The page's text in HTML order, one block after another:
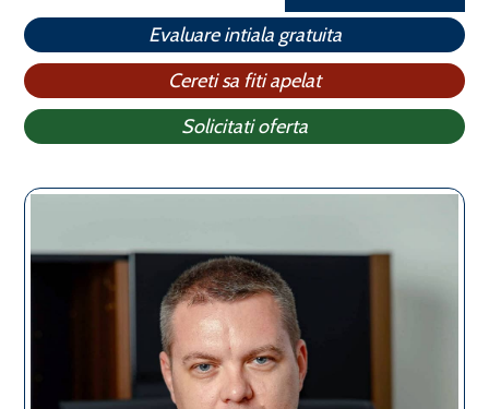
Evaluare intiala gratuita
Cereti sa fiti apelat
Solicitati oferta